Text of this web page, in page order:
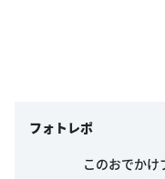
フォトレポ
このおでかけ